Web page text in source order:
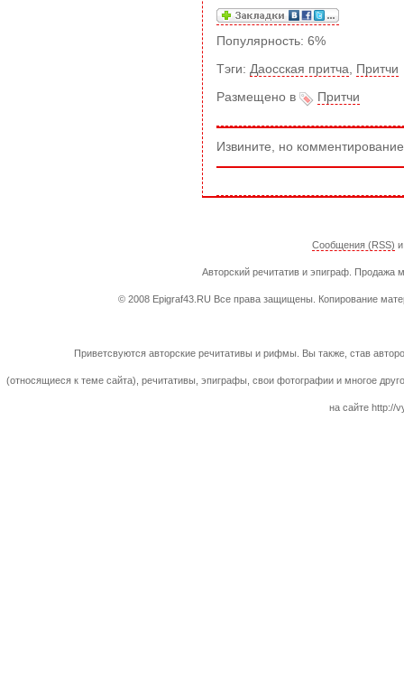
Популярность: 6%
Тэги: Даосская притча, Притчи
Размещено в Притчи
Извините, но
Сообщения (RSS)
Авторский речитатив и эпиграф. Продажа
© 2008 Epigraf43.RU Все права защищены. Копирование
Приветсвуются авторские речитативы и рифмы. Вы также, став
(относящиеся к теме сайта), речитативы, эпиграфы, свои фотографии и многое
на сайте http://